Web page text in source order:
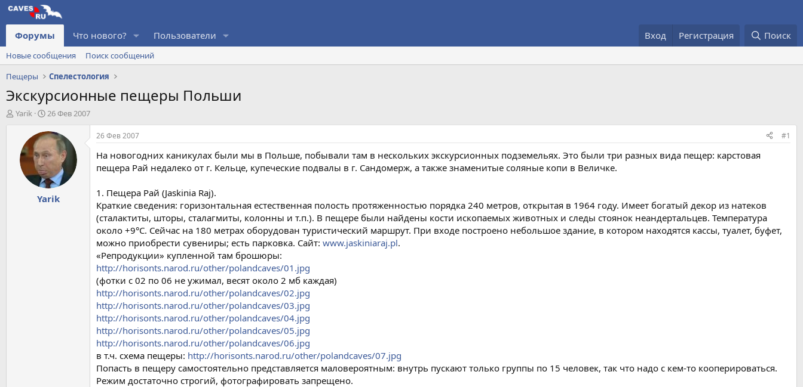
Форумы Что нового? Пользователи Вход Регистрация Поиск
Новые сообщения
Поиск сообщений
Пещеры
Спелестология
Экскурсионные пещеры Польши
А
Yarik
Д
т
н
а
ч
а
л
26 Фев 2007
Yarik
26 Фев 2007 #1
На новогодних каникулах были мы в Польше, побывали там в нескольких экскурсионных подземельях. Это были три разных вида пещер: карстовая
пещера Рай недалеко от г. Кельце, купеческие подвалы в г. Сандомерж, а также знаменитые соляные копи в Величке.
1. Пещера Рай (Jaskinia Raj).
Краткие сведения: горизонтальная естественная полость протяженностью порядка 240 метров, открытая в 1964 году. Имеет богатый декор из натеков
(сталактиты, шторы, сталагмиты, колонны и т.п.). В пещере были найдены кости ископаемых животных и следы стоянок неандертальцев. Температура
около +9°С. Сейчас на 180 метрах оборудован туристический маршрут. При входе построено небольшое здание, в котором находятся кассы, туалет, буфет,
можно приобрести сувениры; есть парковка. Сайт: www.jaskiniaraj.pl.
«Репродукции» купленной там брошюры:
http://horisonts.narod.ru/other/polandcaves/01.jpg
(фотки с 02 по 06 не ужимал, весят около 2 мб каждая)
http://horisonts.narod.ru/other/polandcaves/02.jpg
http://horisonts.narod.ru/other/polandcaves/03.jpg
http://horisonts.narod.ru/other/polandcaves/04.jpg
http://horisonts.narod.ru/other/polandcaves/05.jpg
http://horisonts.narod.ru/other/polandcaves/06.jpg
в т.ч. схема пещеры: http://horisonts.narod.ru/other/polandcaves/07.jpg
Попасть в пещеру самостоятельно представляется маловероятным: внутрь пускают только группы по 15 человек, так что надо с кем-то кооперироваться.
Режим достаточно строгий, фотографировать запрещено.